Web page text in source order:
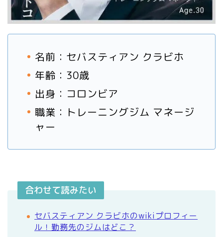
名前：セバスティアン クラビホ
年齢：30歳
出身：コロンビア
職業：トレーニングジム マネージ
ャー
合わせて読みたい
セバスティアン クラビホのwikiプロフィー
ル！勤務先のジムはどこ？